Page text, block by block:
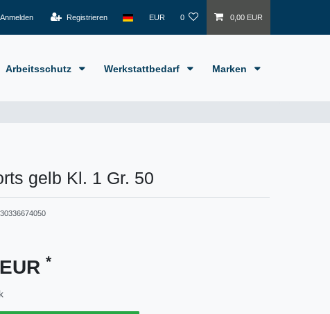
Anmelden Registrieren EUR 0 0,00 EUR
Arbeitsschutz Werkstattbedarf Marken
gelb Kl. 1 Gr. 50
30336674050
*